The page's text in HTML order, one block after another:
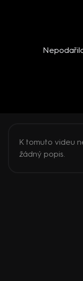
K tomuto videu
žádný popis.